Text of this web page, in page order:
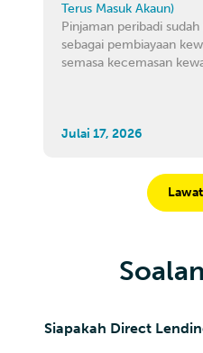
Terus Masuk Akaun)
Pinjaman peribadi
sebagai pembiayaan
semasa kecemasan
Julai 17, 2026
Siapakah Direct